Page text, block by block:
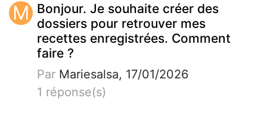
M Bonjour. Je souhaite créer des
dossiers pour retrouver mes
recettes enregistrées. Comment
faire ?
Par Mariesalsa, 17/01/2026
1 réponse(s)